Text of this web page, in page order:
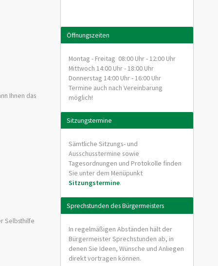
Ihnen das
Selbsthilfe
Öffnungszeiten
Montag - Freitag 08:00 Uhr - 12:00 Uhr
Mittwoch 14:00 Uhr - 18:00 Uhr
Donnerstag 14:00 Uhr - 16:00 Uhr
Termine auch nach Vereinbarung
möglich!
Sitzungstermine
Sämtliche Sitzungs- und
Ausschusstermine sowie
Tagesordnungen und Protokolle finden
Sie unter dem Menüpunkt
Sitzungstermine.
Sprechstunden des Bürgermeisters
In regelmäßigen Abständen hält der
Bürgermeister Sprechstunden ab, in
denen Sie Ideen, Wünsche und Anliegen
direkt vortragen können.